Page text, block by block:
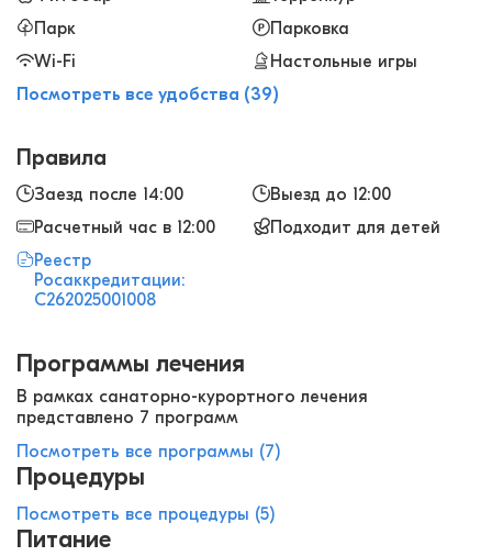
Парк
Парковка
Wi-Fi
Настольные игры
Посмотреть все удобства (39)
Правила
Заезд после 14:00
Выезд до 12:00
Расчетный час в 12:00
Подходит для детей
Реестр
Росаккредитации:
С262025001008
Программы лечения
В рамках санаторно-курортного лечения
представлено 7 программ
Посмотреть все программы (7)
Процедуры
Посмотреть все процедуры (5)
Питание